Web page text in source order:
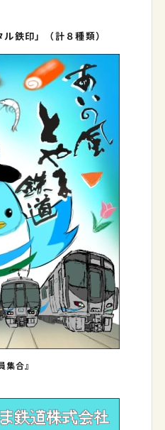
鉄印」（計８種類）
集合』